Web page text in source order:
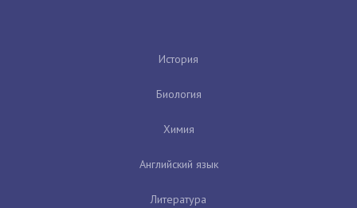
История
Биология
Химия
Английский язык
Литература